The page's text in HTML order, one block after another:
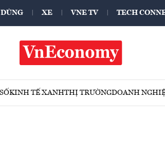
XE VNE TV TECH
KINH TẾ XANHTHỊ TRƯỜNGDOANH